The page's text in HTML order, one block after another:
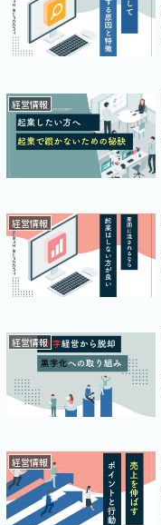
経営情報
経営情報
経営情報
経営情報